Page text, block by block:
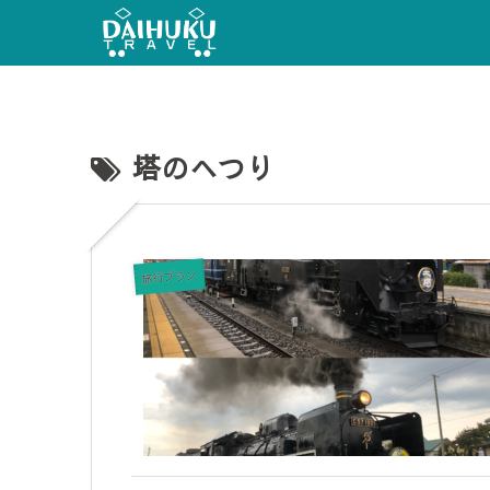
塔のへつり
旅行プラン